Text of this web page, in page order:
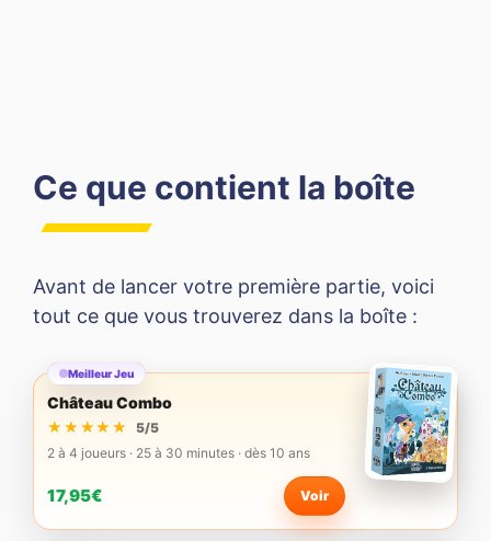
Ce que contient la boîte
Avant de lancer votre première partie, voici
tout ce que vous trouverez dans la boîte :
Meilleur Jeu
Château Combo
★★★★★
★★★★★
5/5
2 à 4 joueurs · 25 à 30 minutes · dès 10 ans
17,95€ Voir